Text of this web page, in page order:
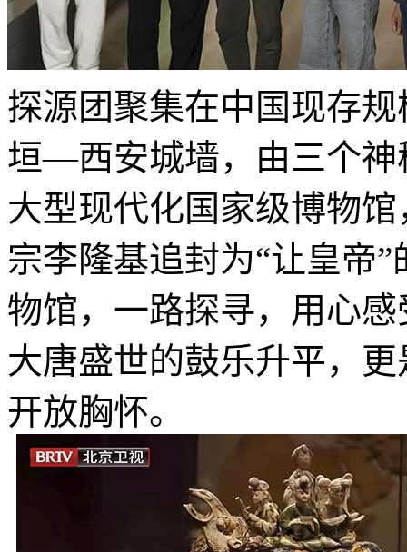
探源团聚集在中国现存
垣—西安城墙，由三个神
大型现代化国家级博物
宗李隆基追封为“让皇帝
物馆，一路探寻，用心
大唐盛世的鼓乐升平，
开放胸怀。